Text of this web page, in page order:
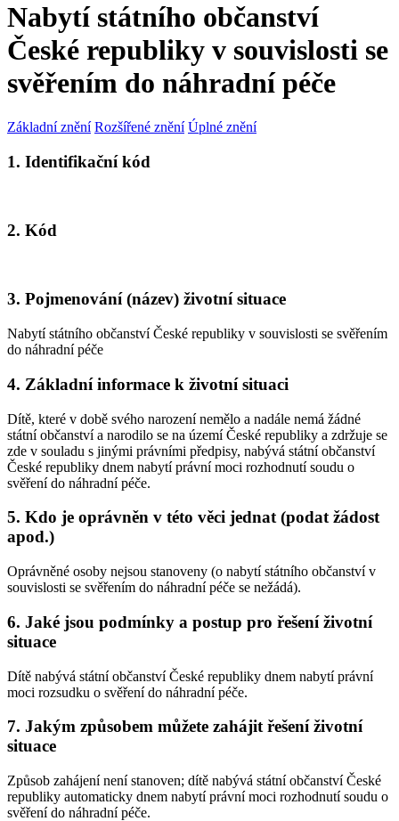
Nabytí státního občanství
České republiky v souvislosti se
svěřením do náhradní péče
Základní znění Rozšířené znění Úplné znění
1. Identifikační kód
2. Kód
3. Pojmenování (název) životní situace
Nabytí státního občanství České republiky v souvislosti se svěřením
do náhradní péče
4. Základní informace k životní situaci
Dítě, které v době svého narození nemělo a nadále nemá žádné
státní občanství a narodilo se na území České republiky a zdržuje se
zde v souladu s jinými právními předpisy, nabývá státní občanství
České republiky dnem nabytí právní moci rozhodnutí soudu o
svěření do náhradní péče.
5. Kdo je oprávněn v této věci jednat (podat žádost
apod.)
Oprávněné osoby nejsou stanoveny (o nabytí státního občanství v
souvislosti se svěřením do náhradní péče se nežádá).
6. Jaké jsou podmínky a postup pro řešení životní
situace
Dítě nabývá státní občanství České republiky dnem nabytí právní
moci rozsudku o svěření do náhradní péče.
7. Jakým způsobem můžete zahájit řešení životní
situace
Způsob zahájení není stanoven; dítě nabývá státní občanství České
republiky automaticky dnem nabytí právní moci rozhodnutí soudu o
svěření do náhradní péče.